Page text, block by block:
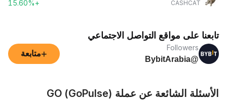
CASHCAT
+15.60%
تابعنا على مواقع التواصل الاجتماعي
Followers
@BybitArabia
+متابعة
الأسئلة الشائعة عن عملة GO (GoPulse)